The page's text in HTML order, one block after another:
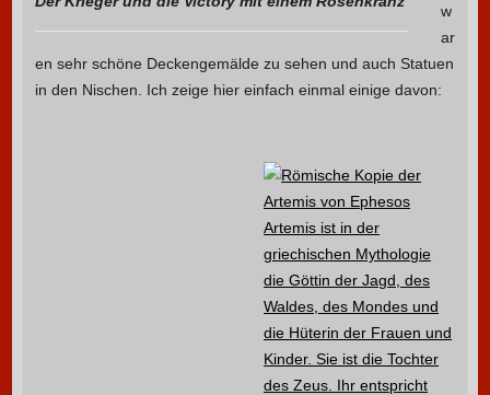
w
ar
en sehr schöne Deckengemälde zu sehen und auch Statuen
in den Nischen. Ich zeige hier einfach einmal einige davon: